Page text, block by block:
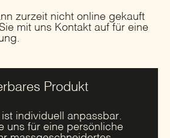
zurzeit nicht online gekauft
mit uns Kontakt auf für eine
Produkt
individuell anpassbar.
uns für eine persönliche